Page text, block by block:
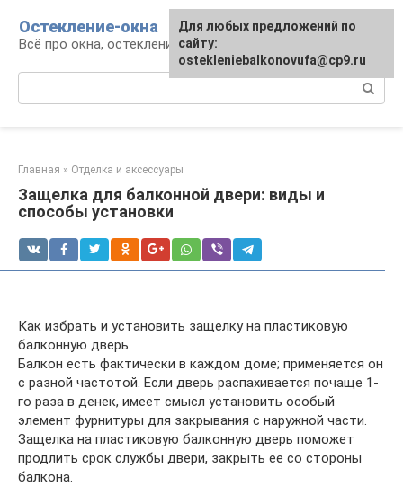
контенту
Остекление-окна
Всё про окна, остекление, балконы и двери
Главная » Отделка и аксессуары
Защелка для балконной двери: виды и
способы установки
Как избрать и установить защелку на пластиковую
балконную дверь
Балкон есть фактически в каждом доме; применяется он
с разной частотой. Если дверь распахивается почаще 1-
го раза в денек, имеет смысл установить особый
элемент фурнитуры для закрывания с наружной части.
Защелка на пластиковую балконную дверь поможет
продлить срок службы двери, закрыть ее со стороны
балкона.
Для любых предложений по
сайту:
ostekleniebalkonovufa@cp9.ru